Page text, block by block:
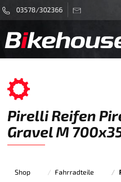
03578/302366
Pirelli Reifen
Gravel M
Shop Fahrradteile